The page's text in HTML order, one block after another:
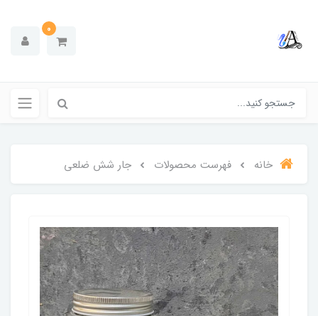
0
خانه فهرست محصولات جار شش ضلعی